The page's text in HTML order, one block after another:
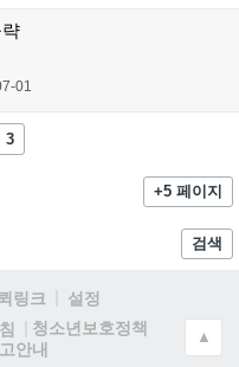
01
3
+5 페이지
검색
링크
설정
청소년보호정책
안내
▲